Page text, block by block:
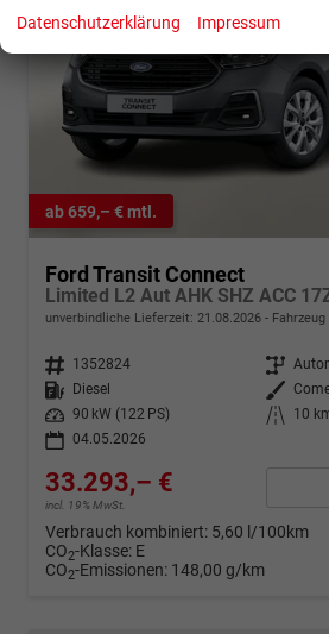
ab 659,– € mtl.
Ford Transit Connect
Limited L2 Aut AHK SHZ ACC
unverbindliche Lieferzeit: 21.08.2026
Fahrzeugnr. 1352824 Getriebe
Kraftstoff
Diesel Außenfarbe
Leistung
90 kW (122 PS) Kilometerstand
10
04.05.2026
33.293,– €
incl. 19% MwSt.
Verbrauch kombiniert: 5,60 l/100km
CO2-Klasse: E
CO2-Emissionen: 148,00 g/km
Datenschutzerklärung Impressum